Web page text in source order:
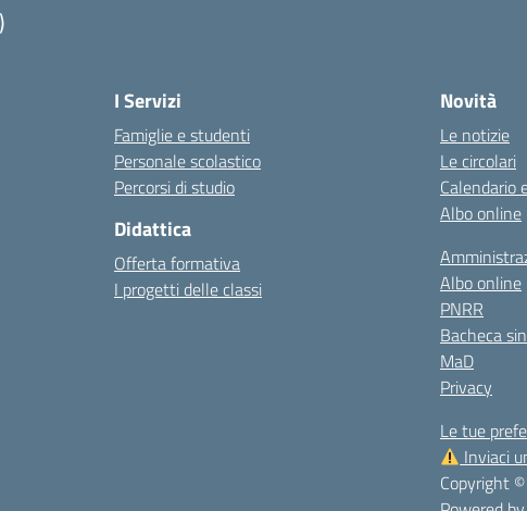
I Servizi
Famiglie e studenti
Personale scolastico
Percorsi di studio
Didattica
Offerta formativa
I progetti delle classi
Novità
Le notizie
Le circolari
Calendario
Albo online
Albo online
PNRR
Bacheca
MaD
Privacy
Le tue
Inviaci
Copyright